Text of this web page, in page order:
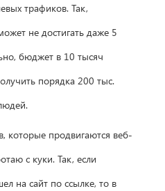
трафиков. Так,
не достигать даже 5
бюджет в 10 тысяч
порядка 200 тыс.
которые продвигаются веб-
с куки. Так, если
на сайт по ссылке, то в